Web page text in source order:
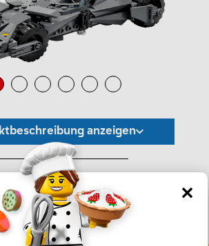
anzeigen
Preisempfehlung -
liegt im alleinigen Ermessen des Händlers